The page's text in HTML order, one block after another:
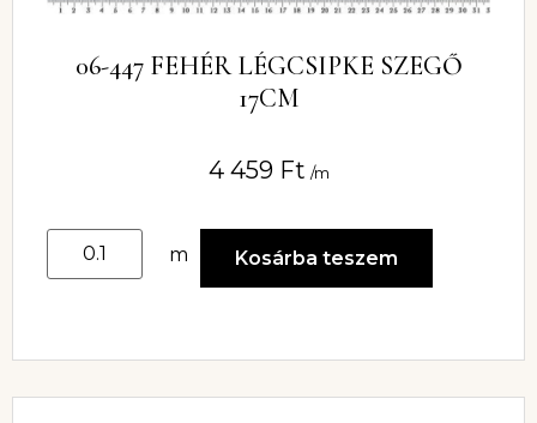
06-447 FEHÉR LÉGCSIPKE SZEGŐ
17CM
4 459 Ft /m
m Kosárba teszem